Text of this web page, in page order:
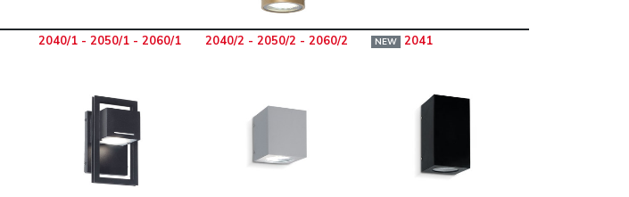
2040/1 - 2050/1 - 2060/1 2040/2 - 2050/2 - 2060/2 NEW 2041